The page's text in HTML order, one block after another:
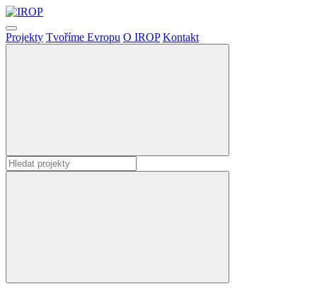
Projekty Tvoříme Evropu O IROP Kontakt